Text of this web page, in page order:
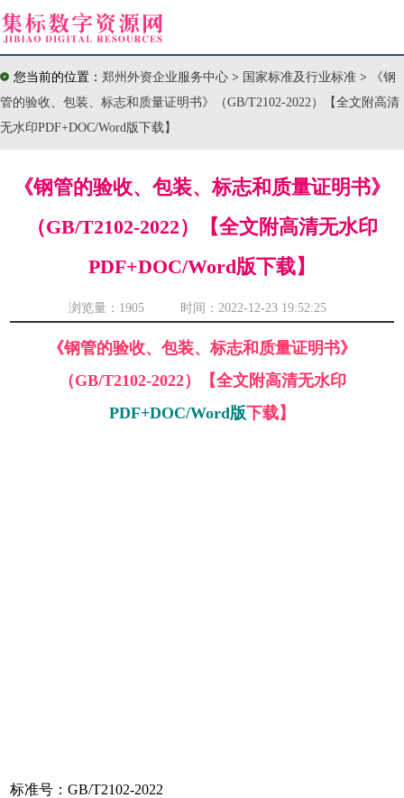
您当前的位置： 郑州外资企业服务中心 > 国家标准及行业标准 >
《钢
管的验收、包装、标志和质量证明书》（GB/T2102-2022）【全文附高清
无水印PDF+DOC/Word版下载】
《钢管的验收、包装、标志和质量证明书》
（GB/T2102-2022）【全文附高清无水印
PDF+DOC/Word版下载】
浏览量： 1905 时间：2022-12-23 19:52:25
《钢管的验收、包装、标志和质量证明书》
（GB/T2102-2022）【全文附高清无水印
PDF+DOC/Word版下载】
标准号：GB/T2102-2022